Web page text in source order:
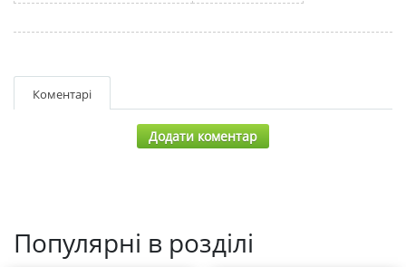
Коментарі
Додати коментар
Популярні в розділі